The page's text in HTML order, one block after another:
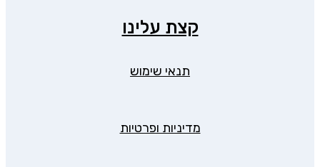
קצת עלינו
תנאי שימוש
מדיניות ופרטיות